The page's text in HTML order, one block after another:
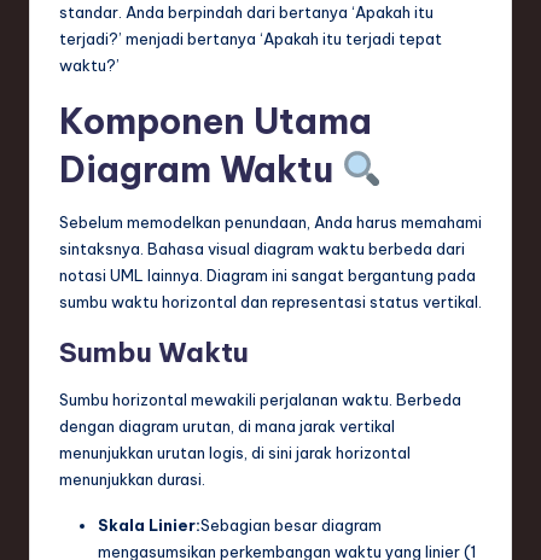
standar. Anda berpindah dari bertanya ‘Apakah itu
terjadi?’ menjadi bertanya ‘Apakah itu terjadi tepat
waktu?’
Komponen Utama
Diagram Waktu
Sebelum memodelkan penundaan, Anda harus memahami
sintaksnya. Bahasa visual diagram waktu berbeda dari
notasi UML lainnya. Diagram ini sangat bergantung pada
sumbu waktu horizontal dan representasi status vertikal.
Sumbu Waktu
Sumbu horizontal mewakili perjalanan waktu. Berbeda
dengan diagram urutan, di mana jarak vertikal
menunjukkan urutan logis, di sini jarak horizontal
menunjukkan durasi.
Skala Linier:Sebagian besar diagram
mengasumsikan perkembangan waktu yang linier (1